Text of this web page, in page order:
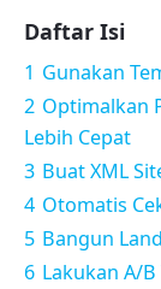
Daftar Isi
1 Gunakan
2 Optimalkan
Lebih Cepat
3 Buat XML
4 Otomatis
5 Bangun
6 Lakukan A/